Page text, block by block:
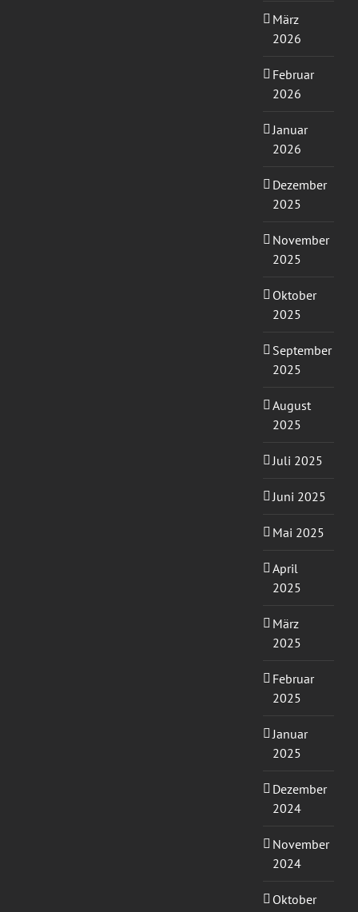
März
2026
Februar
2026
Januar
2026
Dezember
2025
November
2025
Oktober
2025
September
2025
August
2025
Juli 2025
Juni 2025
Mai 2025
April
2025
März
2025
Februar
2025
Januar
2025
Dezember
2024
November
2024
Oktober